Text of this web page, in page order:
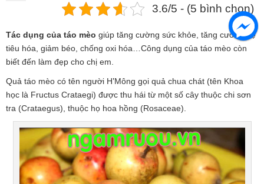
3.6/5 - (5 bình chọn)
Tác dụng của táo mèo giúp tăng cường sức khỏe, tăng cường hệ
tiêu hóa, giảm béo, chống oxi hóa…Công dụng của táo mèo còn
biết đến làm đẹp cho chị em.
Quả táo mèo có tên người H’Mông gọi quả chua chát (tên Khoa
học là Fructus Crataegi) được thu hái từ một số cây thuộc chi sơn
tra (Crataegus), thuộc họ hoa hồng (Rosaceae).